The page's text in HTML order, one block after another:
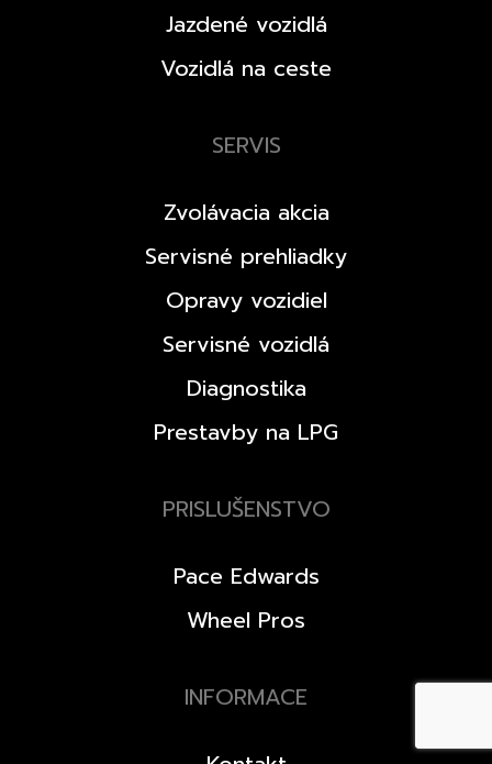
Jazdené vozidlá
Vozidlá na ceste
SERVIS
Zvolávacia akcia
Servisné prehliadky
Opravy vozidiel
Servisné vozidlá
Diagnostika
Prestavby na LPG
PRISLUŠENSTVO
Pace Edwards
Wheel Pros
INFORMACE